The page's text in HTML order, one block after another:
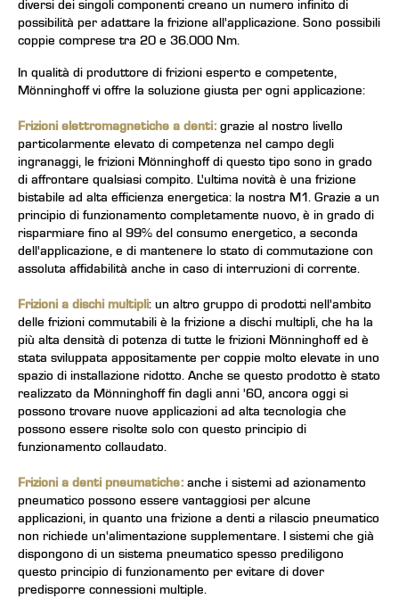
diversi dei singoli componenti creano un numero infinito di
possibilità per adattare la frizione all'applicazione. Sono possibili
coppie comprese tra 20 e 36.000 Nm.
In qualità di produttore di frizioni esperto e competente,
Mönninghoff vi offre la soluzione giusta per ogni applicazione:
Frizioni elettromagnetiche a denti: grazie al nostro livello
particolarmente elevato di competenza nel campo degli
ingranaggi, le frizioni Mönninghoff di questo tipo sono in grado
di affrontare qualsiasi compito. L'ultima novità è una frizione
bistabile ad alta efficienza energetica: la nostra M1. Grazie a un
principio di funzionamento completamente nuovo, è in grado di
risparmiare fino al 99% del consumo energetico, a seconda
dell'applicazione, e di mantenere lo stato di commutazione con
assoluta affidabilità anche in caso di interruzioni di corrente.
Frizioni a dischi multipli: un altro gruppo di prodotti nell'ambito
delle frizioni commutabili è la frizione a dischi multipli, che ha la
più alta densità di potenza di tutte le frizioni Mönninghoff ed è
stata sviluppata appositamente per coppie molto elevate in uno
spazio di installazione ridotto. Anche se questo prodotto è stato
realizzato da Mönninghoff fin dagli anni '60, ancora oggi si
possono trovare nuove applicazioni ad alta tecnologia che
possono essere risolte solo con questo principio di
funzionamento collaudato.
Frizioni a denti pneumatiche: anche i sistemi ad azionamento
pneumatico possono essere vantaggiosi per alcune
applicazioni, in quanto una frizione a denti a rilascio pneumatico
non richiede un'alimentazione supplementare. I sistemi che già
dispongono di un sistema pneumatico spesso prediligono
questo principio di funzionamento per evitare di dover
predisporre connessioni multiple.